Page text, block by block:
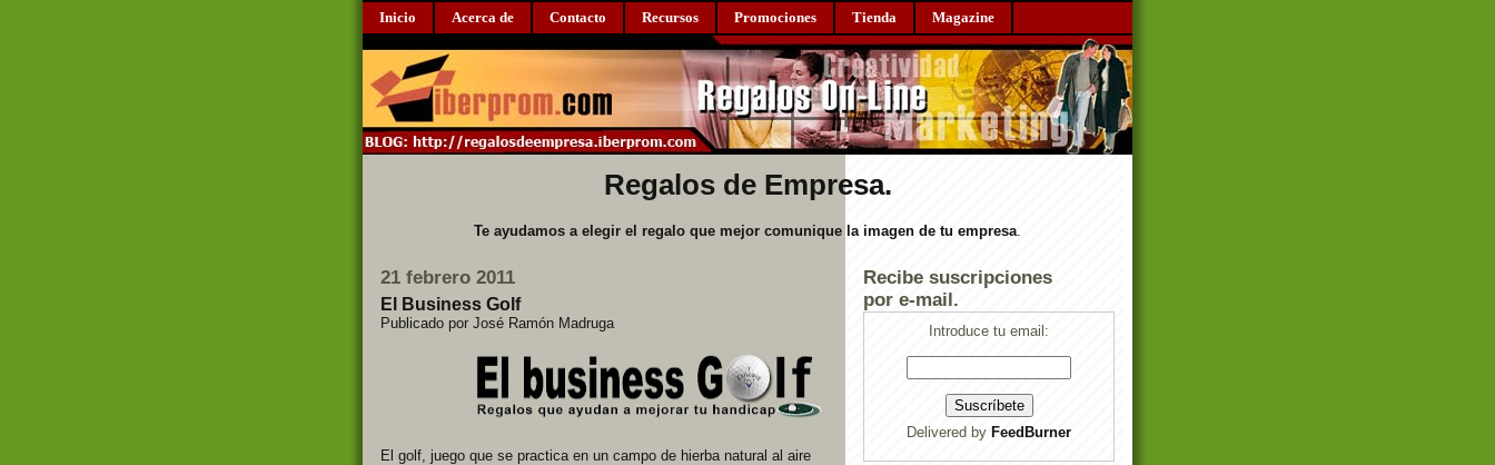
Inicio Acerca de Contacto Recursos Promociones Tienda Magazine
Regalos de Empresa.
Te ayudamos a elegir el regalo que mejor comunique la imagen de tu empresa
21 febrero 2011
El Business Golf
Publicado por José Ramón Madruga
El golf, juego que se practica en un campo de hierba natural al aire
Recibe suscripciones
por e-mail.
Introduce tu email:
Delivered by FeedBurner